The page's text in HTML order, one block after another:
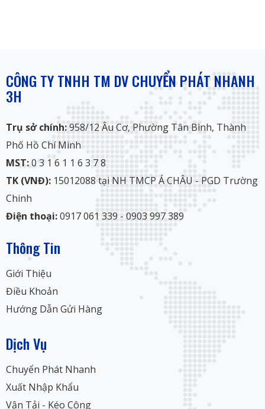
CÔNG TY TNHH TM DV CHUYỂN PHÁT NHANH
3H
Trụ sở chính:958/12 Âu Cơ, Phường Tân Bình, Thành
Phố Hồ Chí Minh
MST:0 3 1 6 1 1 6 3 7 8
TK (VNĐ): 15012088 tại NH TMCP Á CHÂU - PGD Trường
Chinh
Điện thoại:0917 061 339 - 0903 997 389
Thông Tin
Giới Thiệu
Điều Khoản
Hướng Dẫn Gửi Hàng
Dịch Vụ
Chuyển Phát Nhanh
Xuất Nhập Khẩu
Vận Tải - Kéo Công